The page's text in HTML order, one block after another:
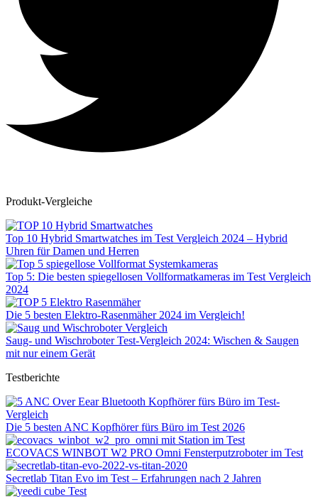
Produkt-Vergleiche
Top 10 Hybrid Smartwatches im Test Vergleich 2024 – Hybrid
Uhren für Damen und Herren
Top 5: Die besten spiegellosen Vollformatkameras im Test Vergleich
2024
Die 5 besten Elektro-Rasenmäher 2024 im Vergleich!
Saug- und Wischroboter Test-Vergleich 2024: Wischen & Saugen
mit nur einem Gerät
Testberichte
Die 5 besten ANC Kopfhörer fürs Büro im Test 2026
ECOVACS WINBOT W2 PRO Omni Fensterputzroboter im Test
Secretlab Titan Evo im Test – Erfahrungen nach 2 Jahren